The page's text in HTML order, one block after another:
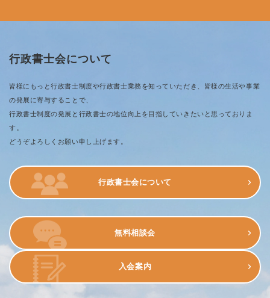
行政書士会について
皆様にもっと行政書士制度や行政書士業務を知っていただき、皆様の生活や事業
の発展に寄与することで、
行政書士制度の発展と行政書士の地位向上を目指していきたいと思っておりま
す。
どうぞよろしくお願い申し上げます。
行政書士会について
無料相談会
入会案内